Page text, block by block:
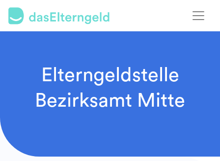
Elterngeldstelle
Bezirksamt Mitte